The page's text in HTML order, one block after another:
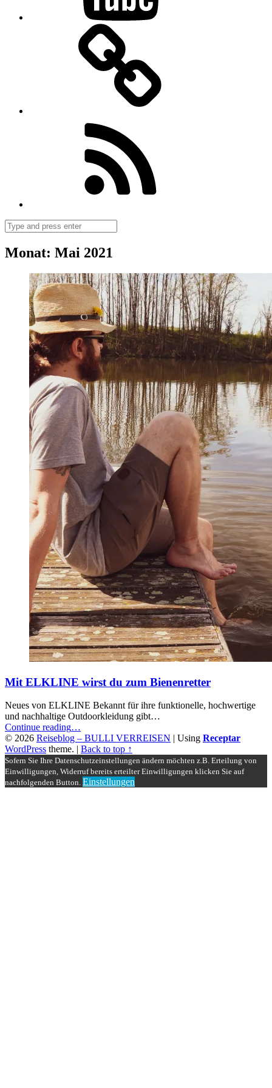
Search
Monat: Mai 2021
Mit ELKLINE wirst du zum Bienenretter
Neues von ELKLINE Bekannt für ihre funktionelle, hochwertige
und nachhaltige Outdoorkleidung gibt…
Continue reading“Mit
ELKLINE
wirst
du
zum
Bienenretter”
…
© 2026 Reiseblog – BULLI VERREISEN | Using Receptar
WordPress theme. | Back to top ↑
Sofern Sie Ihre Datenschutzeinstellungen ändern möchten z.B. Erteilung von
Einwilligungen, Widerruf bereits erteilter Einwilligungen klicken Sie auf
nachfolgenden Button. Einstellungen